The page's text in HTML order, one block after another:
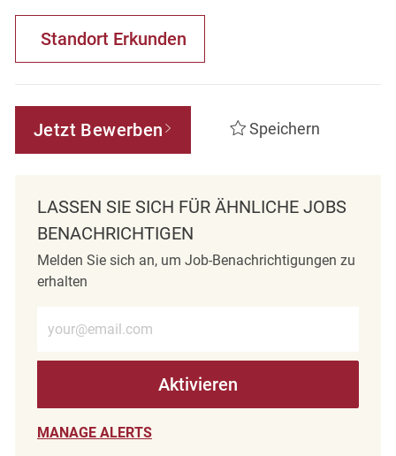
Standort Erkunden
Jetzt Bewerben Speichern
LASSEN SIE SICH FÜR ÄHNLICHE JOBS
BENACHRICHTIGEN
Melden Sie sich an, um Job-Benachrichtigungen zu
erhalten
Aktivieren
MANAGE ALERTS